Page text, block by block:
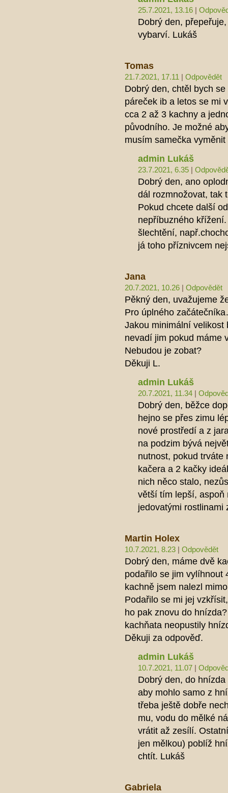
25.7.2021, 13.16
Dobrý den,
vybarví. Lukáš
Tomas
21.7.2021, 17.11 Odpovědět
Dobrý den, chtěl bych
páreček ib a letos se mi
cca 2 až 3 kachny a
původního. Je možné
musím samečka vyměnit
admin Lukáš
23.7.2021, 6.35
Dobrý den, ano
dál rozmnožovat, tak
Pokud chcete další
nepříbuzného
šlechtění,
já toho příznivcem
Jana
20.7.2021, 10.26 Odpovědět
Pěkný den, uvažujeme
Pro úplného
Jakou minimální velikost
nevadí jim pokud máme
Nebudou je zobat?
Děkuji L.
admin Lukáš
20.7.2021, 11.34
Dobrý den, běžce
hejno se přes zimu
nové prostředí a z
na podzim bývá
nutnost, pokud trváte
kačera a 2 kačky
nich něco stalo,
větší tím lepší, aspoň
jedovatými rostlinami
Martin Holex
10.7.2021, 8.23 Odpovědět
Dobrý den, máme dvě
podařilo se jim vylíhnout
kachně jsem nalezl
Podařilo se mi jej
ho pak znovu do
kachňata neopustily
Děkuji za odpověď.
admin Lukáš
10.7.2021, 11.07
Dobrý den, do
aby mohlo samo z
třeba ještě dobře
mu, vodu do mělké
vrátit až zesílí.
jen mělkou) poblíž
chtít. Lukáš
Gabriela